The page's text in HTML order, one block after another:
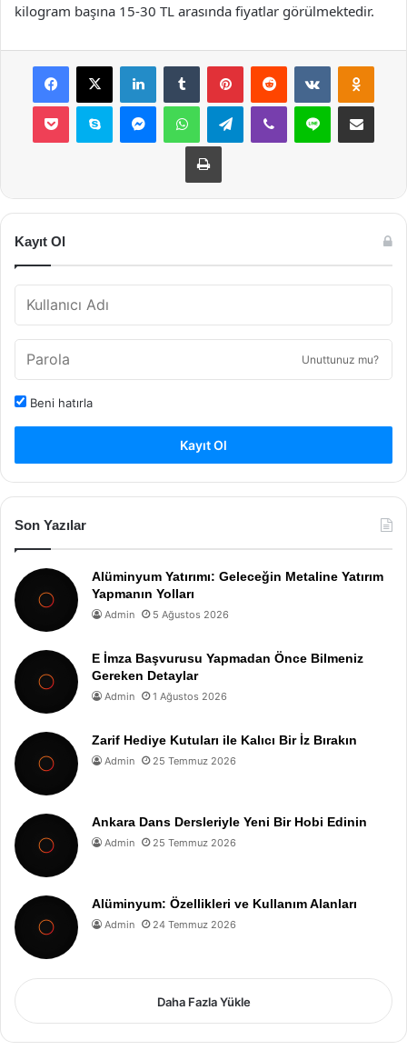
kilogram başına 15-30 TL arasında fiyatlar görülmektedir.
Facebook
X LinkedInTumblr PinterestReddit VKontakte
Pocket Skype MessengerWhatsAppTelegramViber Line E-Posta ile
Yazdır
Kayıt Ol
Unuttunuz mu?
Beni hatırla
Kayıt Ol
Son Yazılar
Alüminyum Yatırımı: Geleceğin Metaline Yatırım
Yapmanın Yolları
Admin 5 Ağustos 2026
E İmza Başvurusu Yapmadan Önce Bilmeniz
Gereken Detaylar
Admin 1 Ağustos 2026
Zarif Hediye Kutuları ile Kalıcı Bir İz Bırakın
Admin 25 Temmuz 2026
Ankara Dans Dersleriyle Yeni Bir Hobi Edinin
Admin 25 Temmuz 2026
Alüminyum: Özellikleri ve Kullanım Alanları
Admin 24 Temmuz 2026
Daha Fazla Yükle